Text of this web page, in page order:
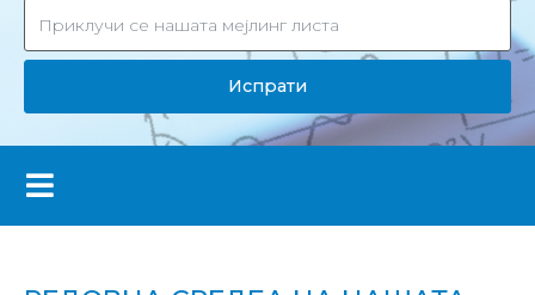
Испрати